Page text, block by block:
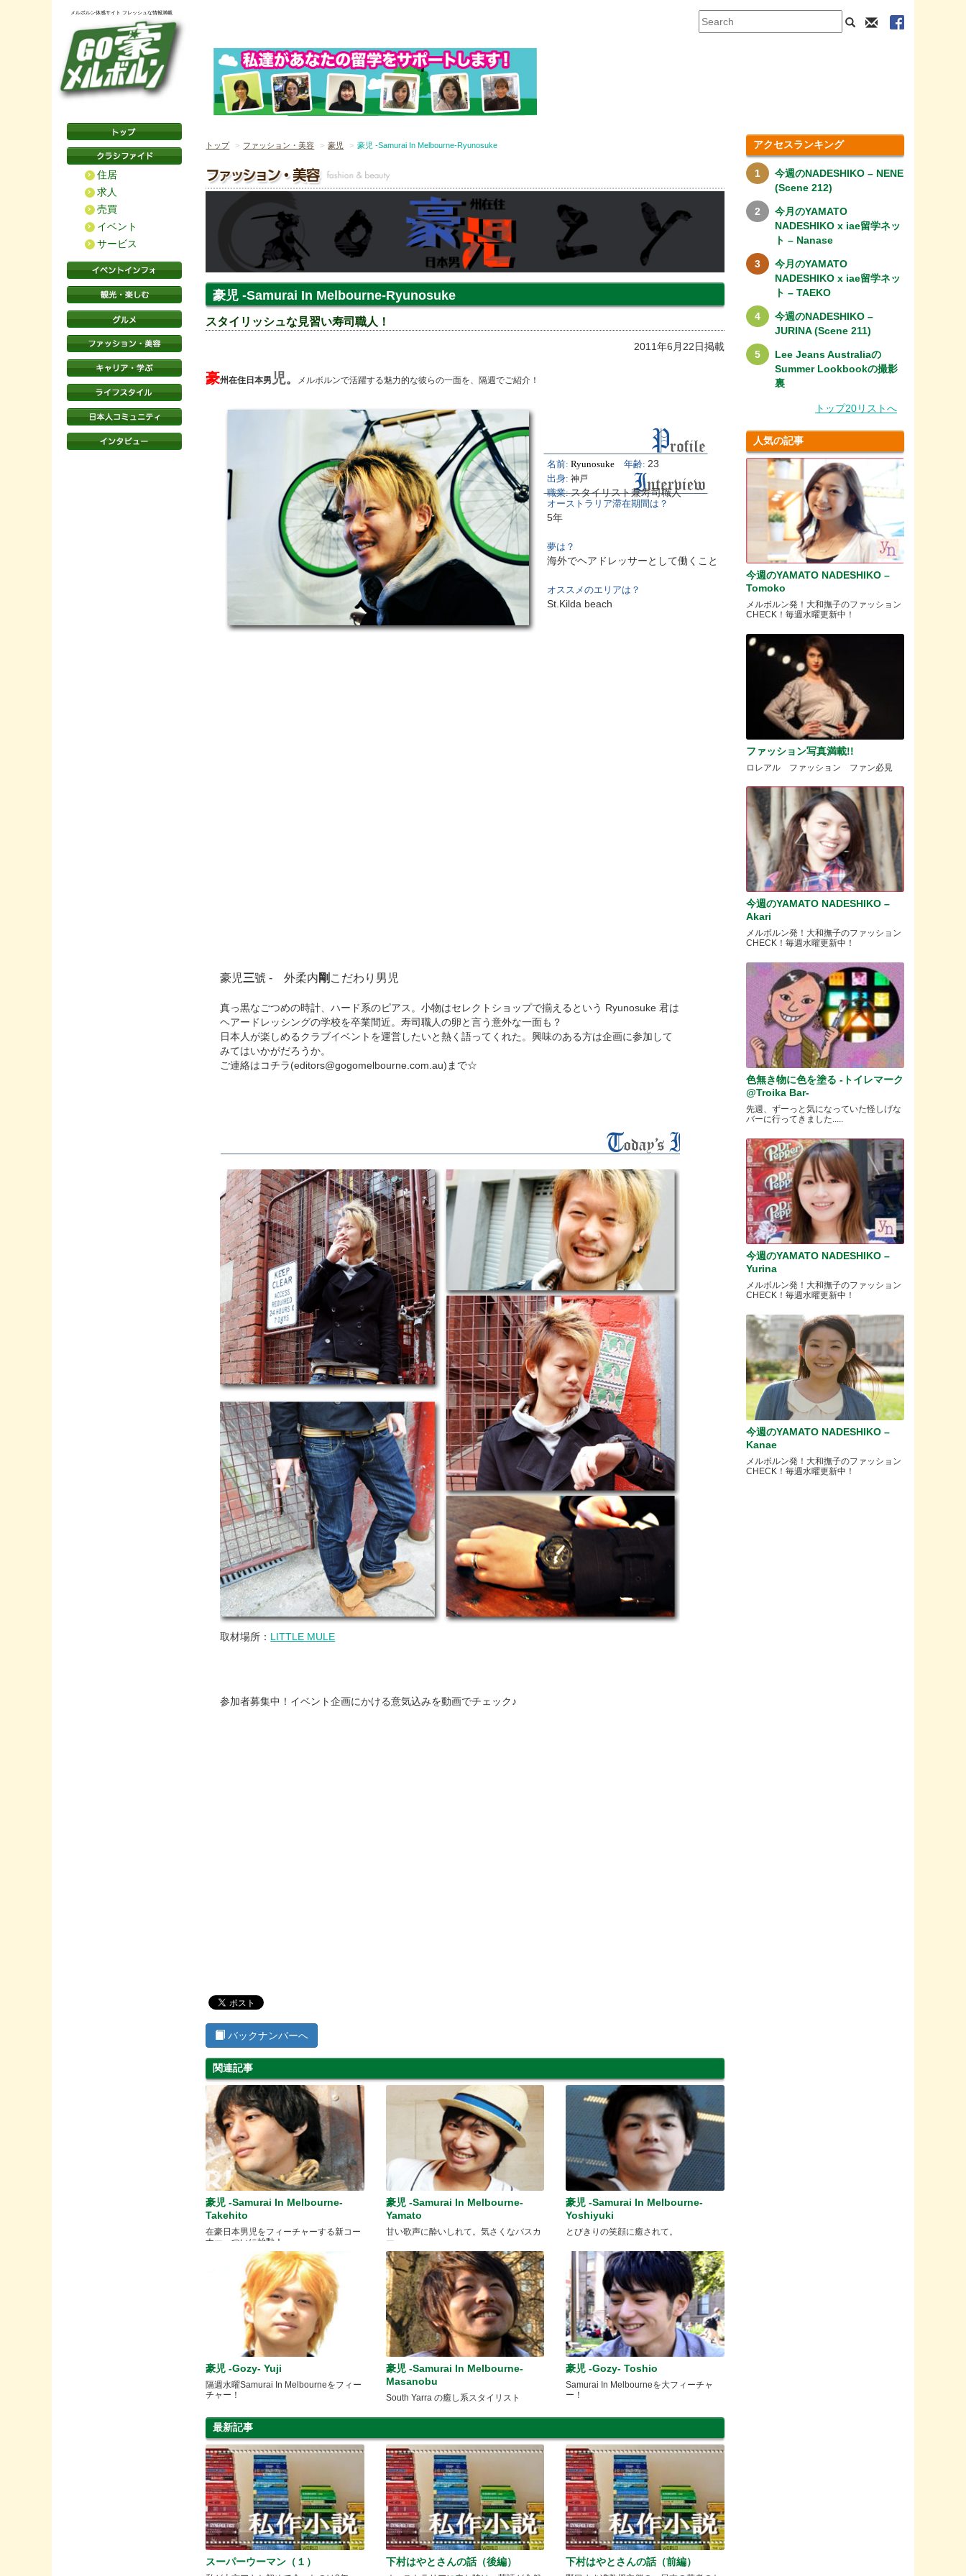
メルボルン体感サイト フレッシュな情報満載
住居
求人
売買
イベント
サービス
トップ ファッション・美容 豪児 豪児 -Samurai In Melbourne-Ryunosuke
豪児 -Samurai In Melbourne-Ryunosuke
スタイリッシュな見習い寿司職人！
2011年6月22日掲載
豪州在住日本男 児。 メルボルンで活躍する魅力的な彼らの一面を、隔週でご紹介！
名前:Ryunosuke 年齢:23
出身:神戸
職業:スタイリスト兼寿司職人
オーストラリア滞在期間は？
5年
夢は？
海外でヘアドレッサーとして働くこと
オススメのエリアは？
St.Kilda beach
豪児三號 - 外柔内剛 こだわり男児
真っ黒なごつめの時計、ハード系のピアス。小物はセレクトショップで揃えるという Ryunosuke 君は
ヘアードレッシングの学校を卒業間近。寿司職人の卵と言う意外な一面も？
日本人が楽しめるクラブイベントを運営したいと熱く語ってくれた。興味のある方は企画に参加して
みてはいかがだろうか。
ご連絡はコチラ(editors@gogomelbourne.com.au)まで☆
取材場所： LITTLE MULE
参加者募集中！イベント企画にかける意気込みを動画でチェック♪
バックナンバーへ
関連記事
豪児 -Samurai In Melbourne-
Takehito
在豪日本男児をフィーチャーする新コー
ナー、ついに始動！
豪児 -Samurai In Melbourne-
Yamato
甘い歌声に酔いしれて。気さくなバスカ
ー
豪児 -Samurai In Melbourne-
Yoshiyuki
とびきりの笑顔に癒されて。
豪児 -Gozy- Yuji
隔週水曜Samurai In Melbourneをフィー
チャー！
豪児 -Samurai In Melbourne-
Masanobu
South Yarra の癒し系スタイリスト
豪児 -Gozy- Toshio
Samurai In Melbourneを大フィーチャ
ー！
最新記事
スーパーウーマン（１） 下村はやとさんの話（後編） 下村はやとさんの話（前編）
アクセスランキング
今週のNADESHIKO – NENE
(Scene 212)
今月のYAMATO
NADESHIKO x iae留学ネッ
ト – Nanase
今月のYAMATO
NADESHIKO x iae留学ネッ
ト – TAEKO
今週のNADESHIKO –
JURINA (Scene 211)
Lee Jeans Australiaの
Summer Lookbookの撮影
裏
トップ20リストへ
人気の記事
今週のYAMATO NADESHIKO –
Tomoko
メルボルン発！大和撫子のファッション
CHECK！毎週水曜更新中！
ファッション写真満載!!
ロレアル ファッション ファン必見
今週のYAMATO NADESHIKO –
Akari
メルボルン発！大和撫子のファッション
CHECK！毎週水曜更新中！
色無き物に色を塗る -トイレマーク
@Troika Bar-
先週、ずーっと気になっていた怪しげな
バーに行ってきました.....
今週のYAMATO NADESHIKO –
Yurina
メルボルン発！大和撫子のファッション
CHECK！毎週水曜更新中！
今週のYAMATO NADESHIKO –
Kanae
メルボルン発！大和撫子のファッション
CHECK！毎週水曜更新中！